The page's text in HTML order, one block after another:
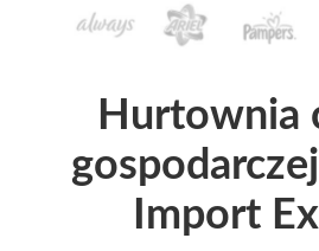
Hurtownia
Import